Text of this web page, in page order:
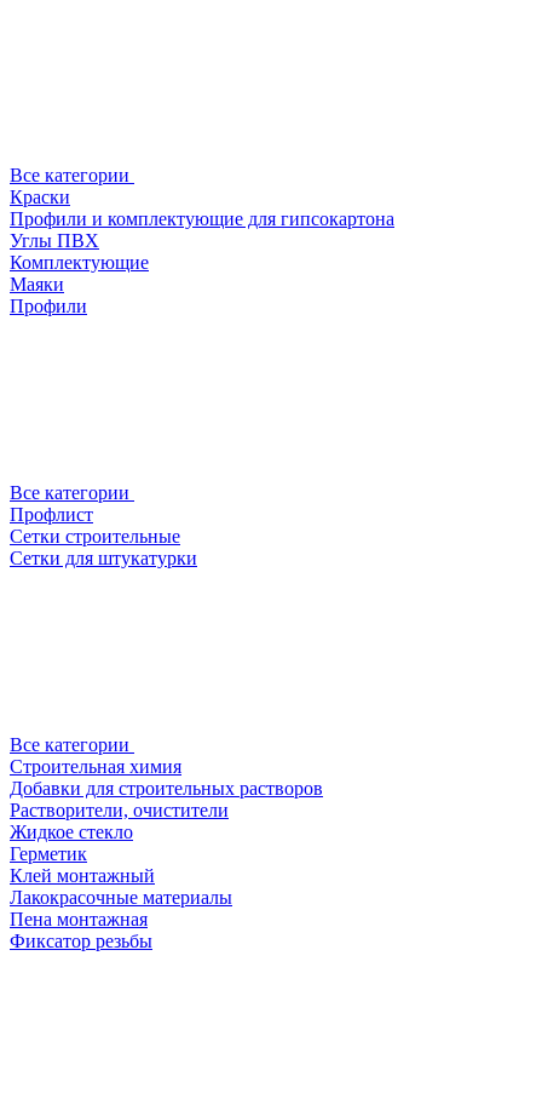
Все категории
Краски
Профили и комплектующие для гипсокартона
Углы ПВХ
Комплектующие
Маяки
Профили
Все категории
Профлист
Сетки строительные
Сетки для штукатурки
Все категории
Строительная химия
Добавки для строительных растворов
Растворители, очистители
Жидкое стекло
Герметик
Клей монтажный
Лакокрасочные материалы
Пена монтажная
Фиксатор резьбы